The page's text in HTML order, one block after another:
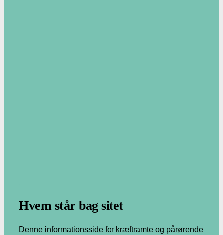
Hvem står bag sitet
Denne informationsside for kræftramte og pårørende